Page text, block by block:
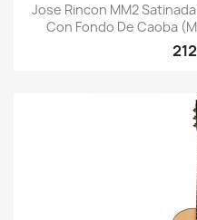
Jose Rincon MM2
Con Fondo De Caoba